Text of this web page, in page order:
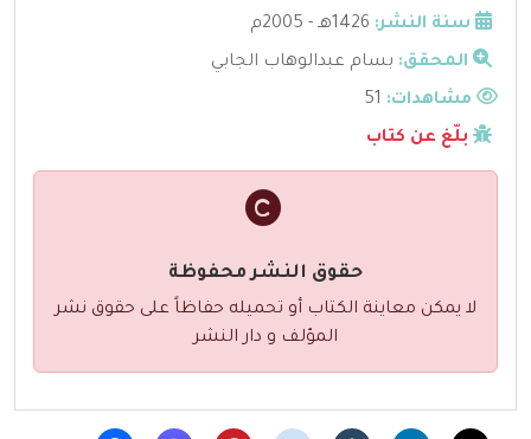
سنة النشر: 1426هـ - 2005م
المحقق: بسام عبدالوهاب الجابي
مشاهدات:
بلّغ عن كتاب
حقوق النشر محفوظة
لا يمكن معاينة الكتاب أو تحميله حفاظاً على حقوق نشر
المؤلف و دار النشر